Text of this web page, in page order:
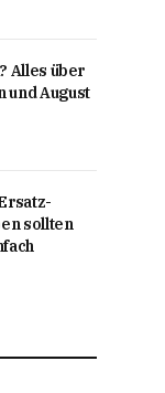
Alles über
und August
sollten